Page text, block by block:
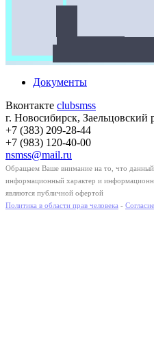
Документы
Вконтакте clubsmss
г. Новосибирск, Заельцовский
+7 (383) 209-28-44
+7 (983) 120-40-00
nsmss@mail.ru
Обращаем Ваше внимание на то, что данный
информационный характер и
являются публичной офертой
Политика в области прав человека -